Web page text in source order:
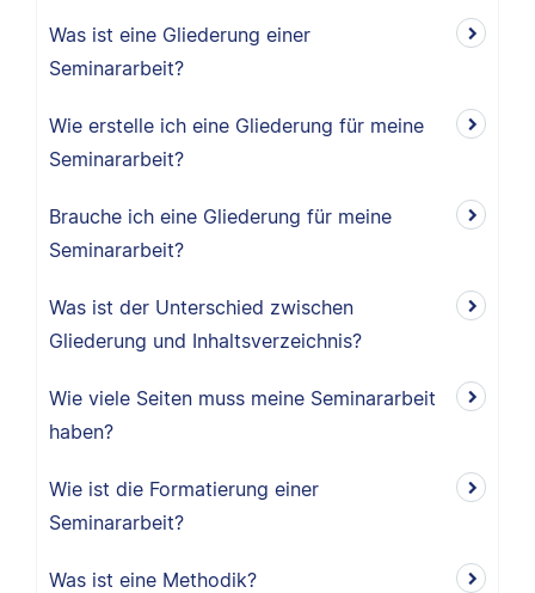
Was ist eine Gliederung einer
Seminararbeit?
Wie erstelle ich eine Gliederung für meine
Seminararbeit?
Brauche ich eine Gliederung für meine
Seminararbeit?
Was ist der Unterschied zwischen
Gliederung und Inhaltsverzeichnis?
Wie viele Seiten muss meine Seminararbeit
haben?
Wie ist die Formatierung einer
Seminararbeit?
Was ist eine Methodik?